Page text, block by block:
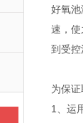
好氧
速，
到受控
为保
1、运